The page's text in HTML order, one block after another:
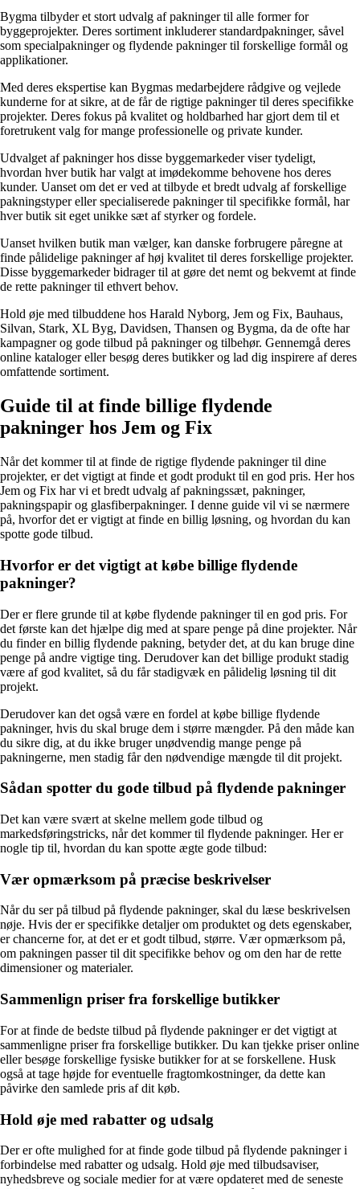
Bygma tilbyder et stort udvalg af pakninger til alle former for
byggeprojekter. Deres sortiment inkluderer standardpakninger, såvel
som specialpakninger og flydende pakninger til forskellige formål og
applikationer.
Med deres ekspertise kan Bygmas medarbejdere rådgive og vejlede
kunderne for at sikre, at de får de rigtige pakninger til deres specifikke
projekter. Deres fokus på kvalitet og holdbarhed har gjort dem til et
foretrukent valg for mange professionelle og private kunder.
Udvalget af pakninger hos disse byggemarkeder viser tydeligt,
hvordan hver butik har valgt at imødekomme behovene hos deres
kunder. Uanset om det er ved at tilbyde et bredt udvalg af forskellige
pakningstyper eller specialiserede pakninger til specifikke formål, har
hver butik sit eget unikke sæt af styrker og fordele.
Uanset hvilken butik man vælger, kan danske forbrugere påregne at
finde pålidelige pakninger af høj kvalitet til deres forskellige projekter.
Disse byggemarkeder bidrager til at gøre det nemt og bekvemt at finde
de rette pakninger til ethvert behov.
Hold øje med tilbuddene hos Harald Nyborg, Jem og Fix, Bauhaus,
Silvan, Stark, XL Byg, Davidsen, Thansen og Bygma, da de ofte har
kampagner og gode tilbud på pakninger og tilbehør. Gennemgå deres
online kataloger eller besøg deres butikker og lad dig inspirere af deres
omfattende sortiment.
Guide til at finde billige flydende
pakninger hos Jem og Fix
Når det kommer til at finde de rigtige flydende pakninger til dine
projekter, er det vigtigt at finde et godt produkt til en god pris. Her hos
Jem og Fix har vi et bredt udvalg af pakningssæt, pakninger,
pakningspapir og glasfiberpakninger. I denne guide vil vi se nærmere
på, hvorfor det er vigtigt at finde en billig løsning, og hvordan du kan
spotte gode tilbud.
Hvorfor er det vigtigt at købe billige flydende
pakninger?
Der er flere grunde til at købe flydende pakninger til en god pris. For
det første kan det hjælpe dig med at spare penge på dine projekter. Når
du finder en billig flydende pakning, betyder det, at du kan bruge dine
penge på andre vigtige ting. Derudover kan det billige produkt stadig
være af god kvalitet, så du får stadigvæk en pålidelig løsning til dit
projekt.
Derudover kan det også være en fordel at købe billige flydende
pakninger, hvis du skal bruge dem i større mængder. På den måde kan
du sikre dig, at du ikke bruger unødvendig mange penge på
pakningerne, men stadig får den nødvendige mængde til dit projekt.
Sådan spotter du gode tilbud på flydende pakninger
Det kan være svært at skelne mellem gode tilbud og
markedsføringstricks, når det kommer til flydende pakninger. Her er
nogle tip til, hvordan du kan spotte ægte gode tilbud:
Vær opmærksom på præcise beskrivelser
Når du ser på tilbud på flydende pakninger, skal du læse beskrivelsen
nøje. Hvis der er specifikke detaljer om produktet og dets egenskaber,
er chancerne for, at det er et godt tilbud, større. Vær opmærksom på,
om pakningen passer til dit specifikke behov og om den har de rette
dimensioner og materialer.
Sammenlign priser fra forskellige butikker
For at finde de bedste tilbud på flydende pakninger er det vigtigt at
sammenligne priser fra forskellige butikker. Du kan tjekke priser online
eller besøge forskellige fysiske butikker for at se forskellene. Husk
også at tage højde for eventuelle fragtomkostninger, da dette kan
påvirke den samlede pris af dit køb.
Hold øje med rabatter og udsalg
Der er ofte mulighed for at finde gode tilbud på flydende pakninger i
forbindelse med rabatter og udsalg. Hold øje med tilbudsaviser,
nyhedsbreve og sociale medier for at være opdateret med de seneste